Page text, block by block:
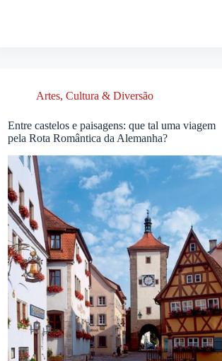
Artes, Cultura & Diversão
Entre castelos e paisagens: que tal uma viagem
pela Rota Romântica da Alemanha?